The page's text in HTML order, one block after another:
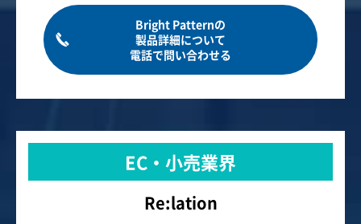
Bright Patternの
製品詳細について
電話で問い合わせる
EC・小売業界
Re:lation